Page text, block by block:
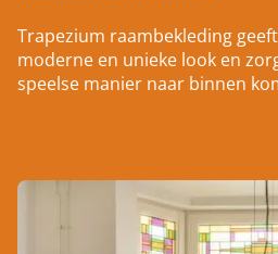
Trapezium raambekleding
moderne en unieke look en
speelse manier naar binnen